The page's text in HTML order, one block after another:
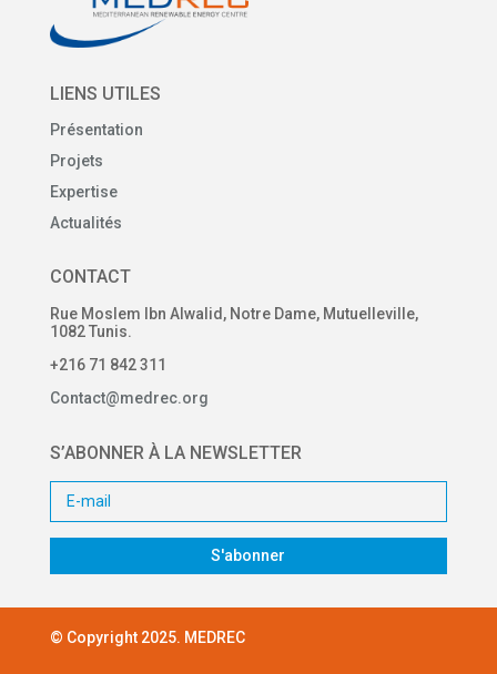
LIENS UTILES
Présentation
Projets
Expertise
Actualités
CONTACT
Rue Moslem Ibn Alwalid, Notre Dame, Mutuelleville,
1082 Tunis.
+216 71 842 311
Contact@medrec.org
S’ABONNER À LA NEWSLETTER
S'abonner
© Copyright 2025. MEDREC